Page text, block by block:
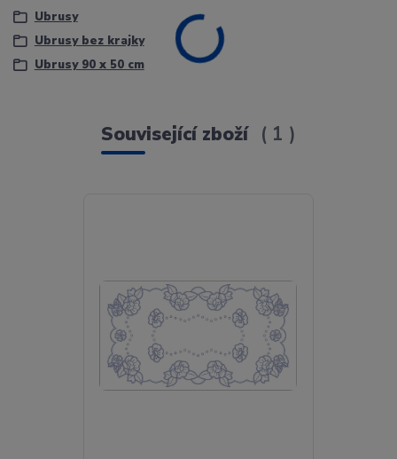
Ubrusy
Ubrusy bez krajky
Ubrusy 90 x 50 cm
Související zboží 1